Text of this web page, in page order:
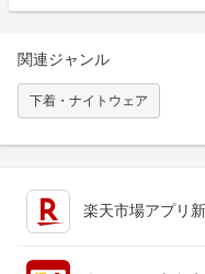
関連ジャンル
下着・ナイトウェア
楽天市場アプリ